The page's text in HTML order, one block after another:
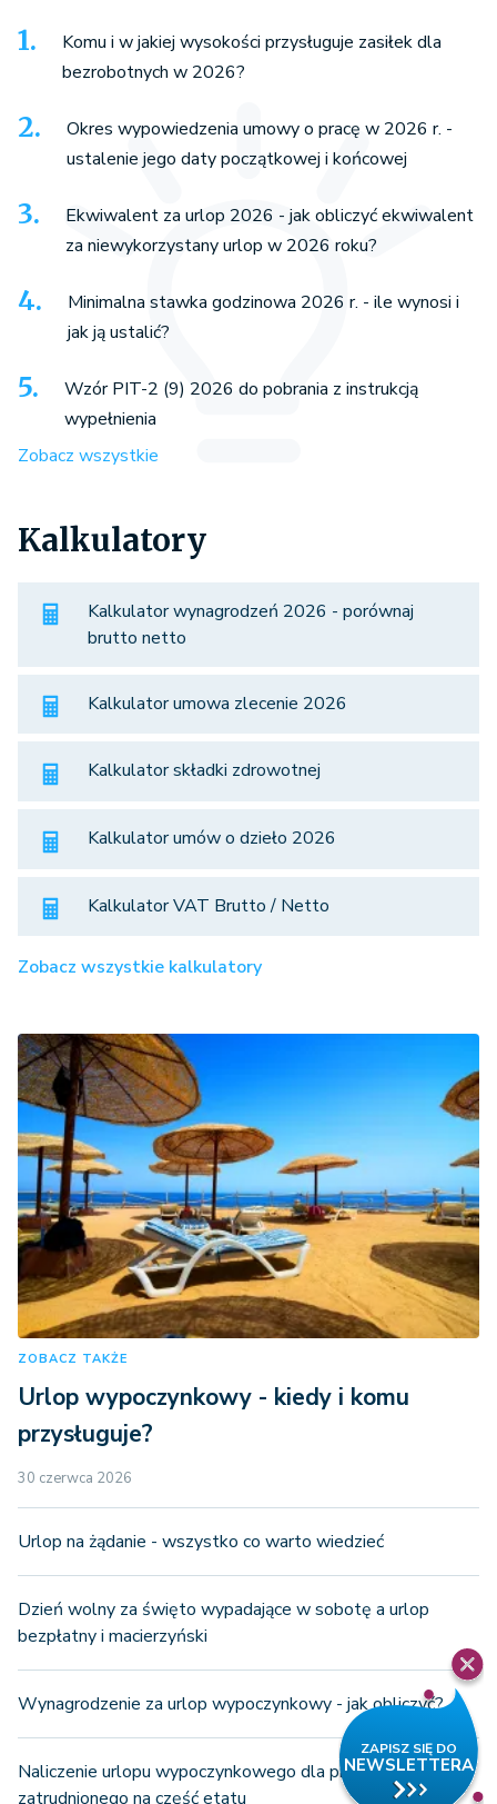
Komu i w jakiej wysokości przysługuje zasiłek dla
bezrobotnych w 2026?
Okres wypowiedzenia umowy o pracę w 2026 r. -
ustalenie jego daty początkowej i końcowej
Ekwiwalent za urlop 2026 - jak obliczyć ekwiwalent
za niewykorzystany urlop w 2026 roku?
Minimalna stawka godzinowa 2026 r. - ile wynosi i
jak ją ustalić?
Wzór PIT-2 (9) 2026 do pobrania z instrukcją
wypełnienia
Zobacz wszystkie
Kalkulatory
Kalkulator wynagrodzeń 2026 - porównaj
brutto netto
Kalkulator umowa zlecenie 2026
Kalkulator składki zdrowotnej
Kalkulator umów o dzieło 2026
Kalkulator VAT Brutto / Netto
Zobacz wszystkie kalkulatory
ZOBACZ TAKŻE
Urlop wypoczynkowy - kiedy i komu
przysługuje?
30 czerwca 2026
Urlop na żądanie - wszystko co warto wiedzieć
Dzień wolny za święto wypadające w sobotę a urlop
bezpłatny i macierzyński
Wynagrodzenie za urlop wypoczynkowy - jak obliczyć?
Naliczenie urlopu wypoczynkowego dla pracownika
zatrudnionego na część etatu